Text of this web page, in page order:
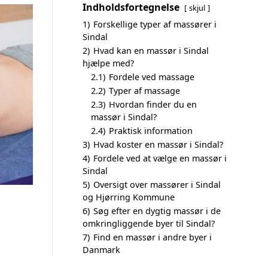
Indholdsfortegnelse skjul
1) Forskellige typer af massører i
Sindal
2) Hvad kan en massør i Sindal
hjælpe med?
2.1) Fordele ved massage
2.2) Typer af massage
2.3) Hvordan finder du en
massør i Sindal?
2.4) Praktisk information
3) Hvad koster en massør i Sindal?
4) Fordele ved at vælge en massør i
Sindal
5) Oversigt over massører i Sindal
og Hjørring Kommune
6) Søg efter en dygtig massør i de
omkringliggende byer til Sindal?
7) Find en massør i andre byer i
Danmark